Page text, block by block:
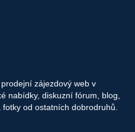
zájezdový web v
nabídky, diskuzní fórum, blog,
od ostatních dobrodruhů.